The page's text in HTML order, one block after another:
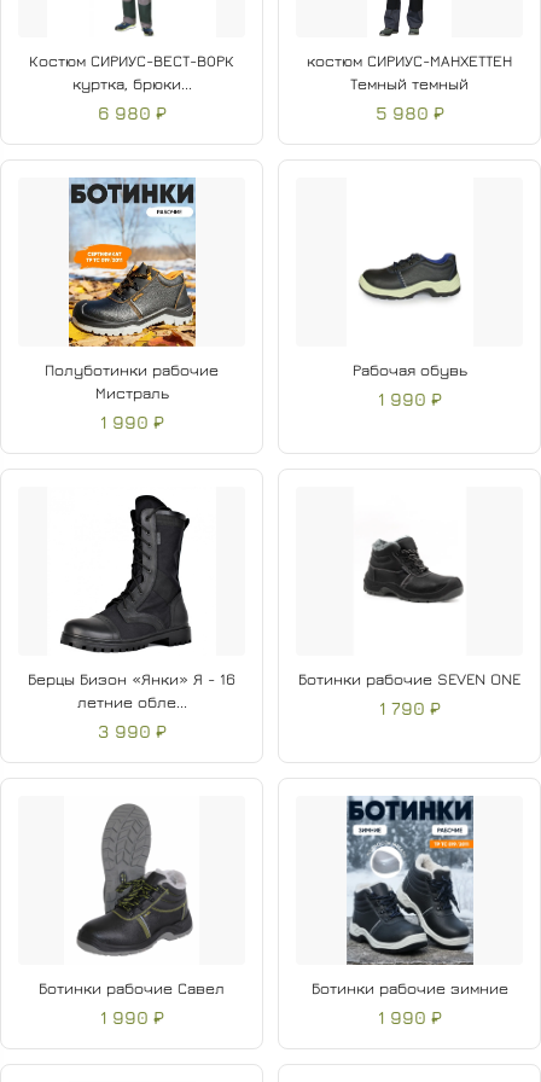
Костюм СИРИУС-ВЕСТ-ВОРК
куртка, брюки...
6 980 ₽
костюм СИРИУС-МАНХЕТТЕН
Темный темный
5 980 ₽
Полуботинки рабочие
Мистраль
1 990 ₽
Рабочая обувь
1 990 ₽
Берцы Бизон «Янки» Я - 16
летние обле...
3 990 ₽
Ботинки рабочие SEVEN ONE
1 790 ₽
Ботинки рабочие Савел
1 990 ₽
Ботинки рабочие зимние
1 990 ₽